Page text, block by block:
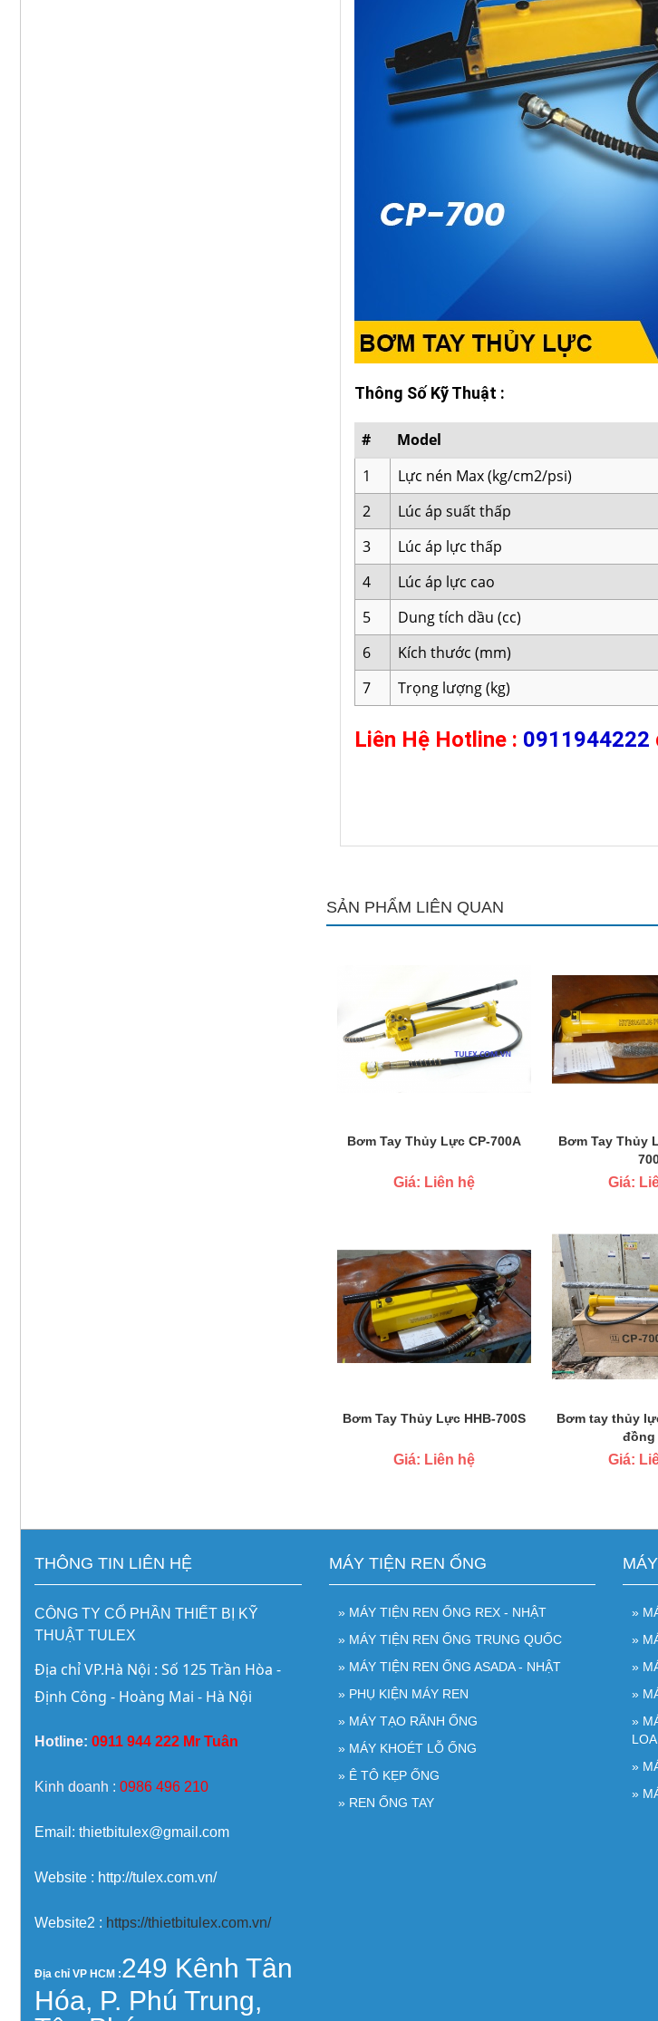
Thông Số Kỹ Thuật :
# Model
1
Lực nén Max (kg/cm2/psi)
2
Lúc áp suất thấp
3
Lúc áp lực thấp
4
Lúc áp lực cao
5
Dung tích dầu (cc)
6
Kích thước (mm)
7
Trọng lượng (kg)
Liên Hệ Hotline : 0911944222
SẢN PHẨM LIÊN QUAN
Bơm Tay Thủy Lực CP-700A
Giá: Liên hệ
Bơm Tay Thủy
Giá:
Bơm Tay Thủy Lực HHB-700S
Giá: Liên hệ
Bơm tay thủy
đồng
Giá:
THÔNG TIN LIÊN HỆ
CÔNG TY CỔ PHẦN THIẾT BỊ KỸ
THUẬT TULEX
Địa chỉ VP.Hà Nội : Số 125 Trần Hòa -
Định Công - Hoàng Mai - Hà Nội
Hotline: 0911 944 222 Mr Tuân
Kinh doanh : 0986 496 210
Email: thietbitulex@gmail.com
Website : http://tulex.com.vn/
Website2 : https://thietbitulex.com.vn/
Địa chỉ VP HCM :249 Kênh Tân
Hóa, P. Phú Trung,
MÁY TIỆN REN ỐNG
» MÁY TIỆN REN ỐNG REX - NHẬT
» MÁY TIỆN REN ỐNG TRUNG QUỐC
» MÁY TIỆN REN ỐNG ASADA - NHẬT
» PHỤ KIỆN MÁY REN
» MÁY TẠO RÃNH ỐNG
» MÁY KHOÉT LỖ ỐNG
» Ê TÔ KẸP ỐNG
» REN ỐNG TAY
»
»
»
»
»
»
»